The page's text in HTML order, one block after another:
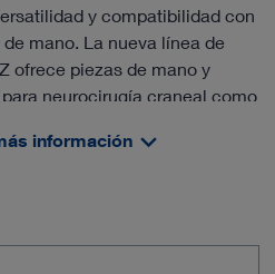
y compatibilidad con
mano. La nueva línea de
ofrece piezas de mano y
neurocirugía craneal como
información